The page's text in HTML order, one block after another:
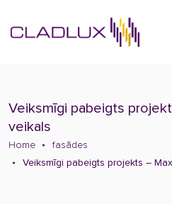
Veiksmīgi pabeigts
veikals
Home
fasādes
Veiksmīgi pabeigts projekts –